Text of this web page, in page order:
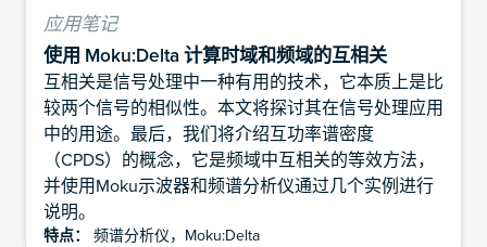
应用笔记
使用 Moku:Delta 计算时域和频域的互相关
互相关是信号处理中一种有用的技术，它本质上是比
较两个信号的相似性。本文将探讨其在信号处理应用
中的用途。最后，我们将介绍互功率谱密度
（CPDS）的概念，它是频域中互相关的等效方法，
并使用Moku示波器和频谱分析仪通过几个实例进行
说明。
特点： 频谱分析仪，Moku:Delta